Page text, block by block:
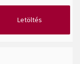
Letöltés